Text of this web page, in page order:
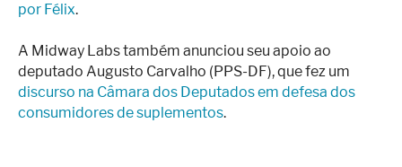
por Félix.
A Midway Labs também anunciou seu apoio ao
deputado Augusto Carvalho (PPS-DF), que fez um
discurso na Câmara dos Deputados em defesa dos
consumidores de suplementos.